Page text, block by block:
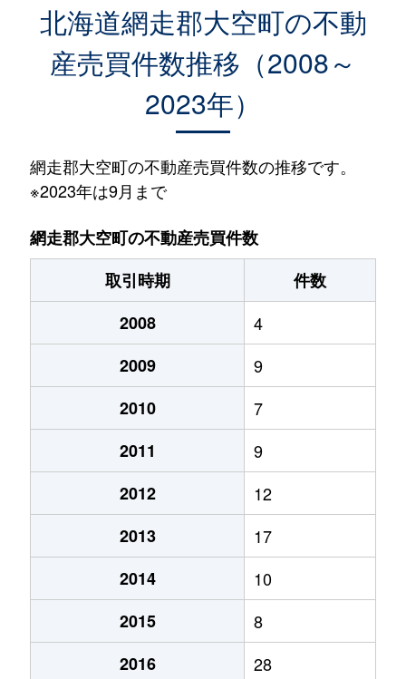
北海道網走郡大空町の不動
産売買件数推移（2008～
2023年）
網走郡大空町の不動産売買件数の推移です。
※2023年は9月まで
網走郡大空町の不動産売買件数
取引時期
件数
2008
4
2009
9
2010
7
2011
9
2012
12
2013
17
2014
10
2015
8
2016
28